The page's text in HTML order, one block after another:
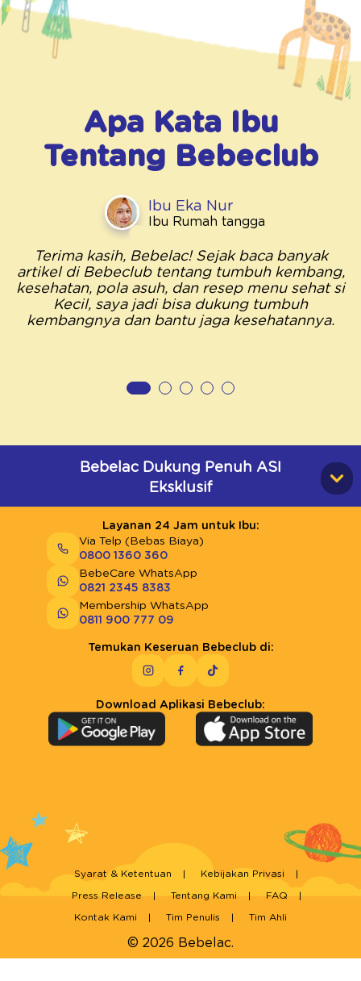
Apa Kata Ibu
Tentang Bebeclub
Ibu Eka Nur
Ibu Rumah tangga
Terima kasih, Bebelac! Sejak baca banyak
artikel di Bebeclub tentang tumbuh kembang,
kesehatan, pola asuh, dan resep menu sehat si
Kecil, saya jadi bisa dukung tumbuh
kembangnya dan bantu jaga kesehatannya.
Bebelac Dukung Penuh ASI
Eksklusif
Layanan 24 Jam untuk Ibu:
Via Telp (Bebas Biaya)
0800 1360 360
BebeCare WhatsApp
0821 2345 8383
Membership WhatsApp
0811 900 777 09
Temukan Keseruan Bebeclub di:
Download Aplikasi Bebeclub:
© 2026 Bebelac.
Syarat & Ketentuan Kebijakan Privasi
Press Release Tentang Kami FAQ
Kontak Kami Tim Penulis Tim Ahli